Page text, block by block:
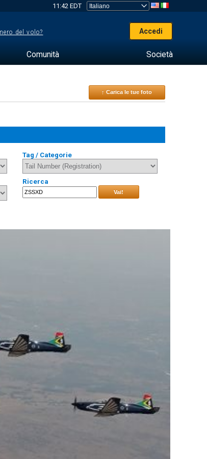
11:42 EDT
del volo? Accedi
Comunità Società
↑ Carica le tue foto
Tag / Categorie
Ricerca
Vai!